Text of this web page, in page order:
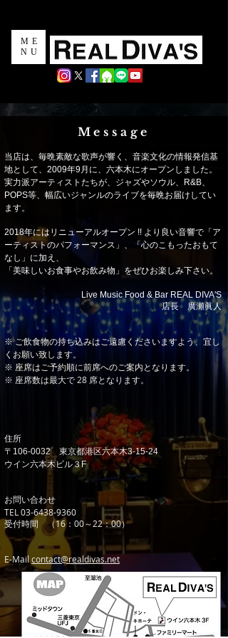
ME
NU
Message
当店は、毎晩素敵な歌声が響く、音楽文化の情報発信基
地として、2009年9月に、六本木にオープンしました。
実力派アーティストたちが、ジャズやソウル、R&B、
POPS等、幅広いジャンルのライブを毎晩お届けしてい
ます。
2018年にはリニューアルオープン !! より良い音響で「ア
ーティストのパフォーマンス」、「心のこもったおもて
なし」に加え、
「美味しいお食事やお飲み物」をぜひお楽しみ下さい。
Live Music Food & Bar REAL DIVA'S
​店長 廣瀬眞人
※ ご飲食物の持ち込みはご遠慮くださいますよう、宜し
くお願い致します。
※ 座席はご予約順に前席へのご案内となります。
※ 座席数は最大で 28 席となります。
住所
〒106-0032 東京都港区六本木3-15-24
ウイン六本木ビル３F
お問い合わせ
TEL 03-6438-9360
受付時間 （16：00～22：00）
E-Mailcontact@realdivas.net